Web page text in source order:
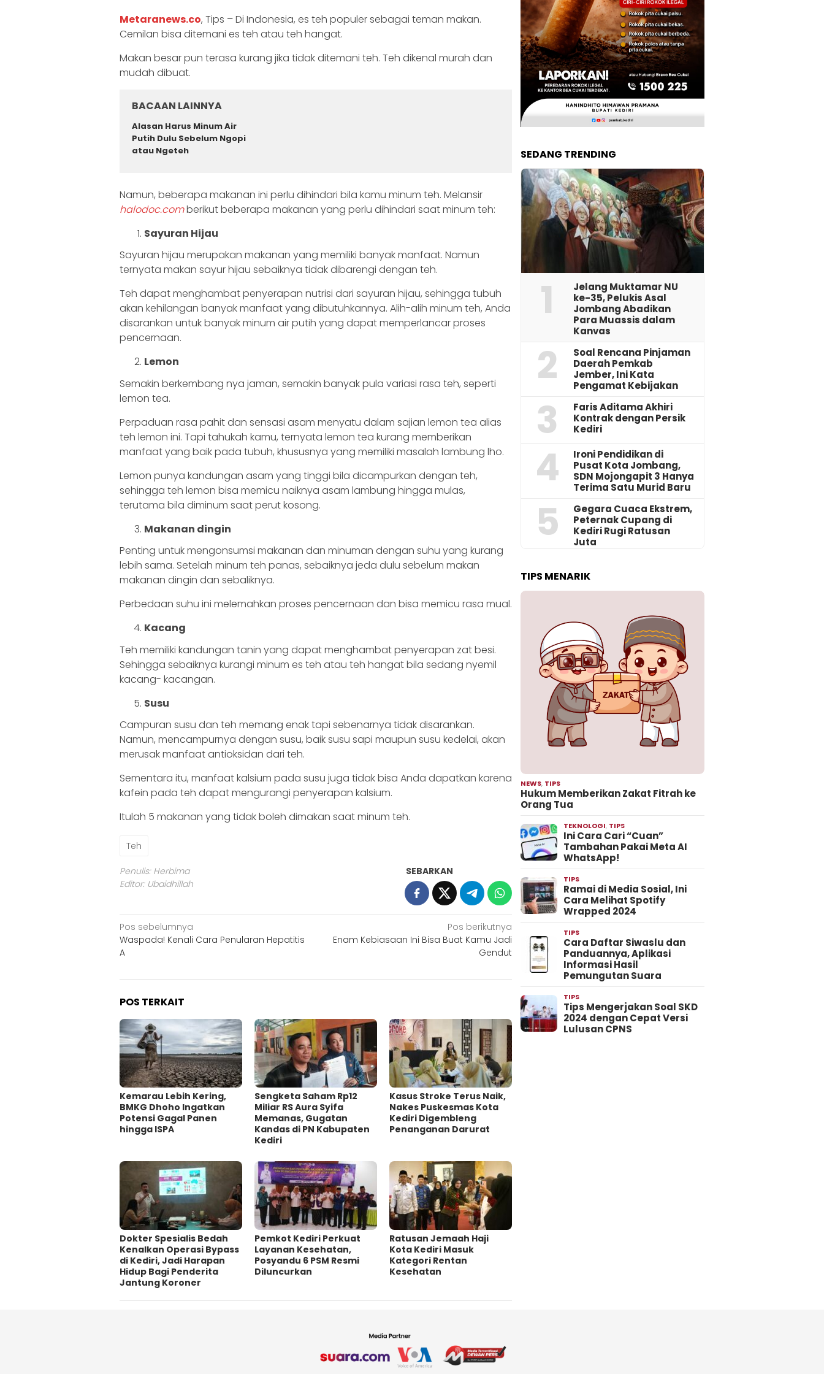
Metaranews.co, Tips – Di Indonesia, es teh populer sebagai teman makan.
Cemilan bisa ditemani es teh atau teh hangat.
Makan besar pun terasa kurang jika tidak ditemani teh. Teh dikenal murah dan
mudah dibuat.
BACAAN LAINNYA
Alasan Harus Minum Air
Putih Dulu Sebelum Ngopi
atau Ngeteh
Namun, beberapa makanan ini perlu dihindari bila kamu minum teh. Melansir
halodoc.comberikut beberapa makanan yang perlu dihindari saat minum teh:
Sayuran Hijau
Sayuran hijau merupakan makanan yang memiliki banyak manfaat. Namun
ternyata makan sayur hijau sebaiknya tidak dibarengi dengan teh.
Teh dapat menghambat penyerapan nutrisi dari sayuran hijau, sehingga tubuh
akan kehilangan banyak manfaat yang dibutuhkannya. Alih-alih minum teh, Anda
disarankan untuk banyak minum air putih yang dapat memperlancar proses
pencernaan.
Lemon
Semakin berkembang nya jaman, semakin banyak pula variasi rasa teh, seperti
lemon tea.
Perpaduan rasa pahit dan sensasi asam menyatu dalam sajian lemon tea alias
teh lemon ini. Tapi tahukah kamu, ternyata lemon tea kurang memberikan
manfaat yang baik pada tubuh, khususnya yang memiliki masalah lambung lho.
Lemon punya kandungan asam yang tinggi bila dicampurkan dengan teh,
sehingga teh lemon bisa memicu naiknya asam lambung hingga mulas,
terutama bila diminum saat perut kosong.
Makanan dingin
Penting untuk mengonsumsi makanan dan minuman dengan suhu yang kurang
lebih sama. Setelah minum teh panas, sebaiknya jeda dulu sebelum makan
makanan dingin dan sebaliknya.
Perbedaan suhu ini melemahkan proses pencernaan dan bisa memicu rasa mual.
Kacang
Teh memiliki kandungan tanin yang dapat menghambat penyerapan zat besi.
Sehingga sebaiknya kurangi minum es teh atau teh hangat bila sedang nyemil
kacang- kacangan.
Susu
Campuran susu dan teh memang enak tapi sebenarnya tidak disarankan.
Namun, mencampurnya dengan susu, baik susu sapi maupun susu kedelai, akan
merusak manfaat antioksidan dari teh.
Sementara itu, manfaat kalsium pada susu juga tidak bisa Anda dapatkan karena
kafein pada teh dapat mengurangi penyerapan kalsium.
Itulah 5 makanan yang tidak boleh dimakan saat minum teh.
Teh
Penulis: Herbima
Editor: Ubaidhillah
SEBARKAN
Navigasi
pos
Pos sebelumnya
Waspada! Kenali Cara Penularan Hepatitis
A
Pos berikutnya
Enam Kebiasaan Ini Bisa Buat Kamu Jadi
Gendut
POS TERKAIT
Kemarau Lebih Kering,
BMKG Dhoho Ingatkan
Potensi Gagal Panen
hingga ISPA
Sengketa Saham Rp12
Miliar RS Aura Syifa
Memanas, Gugatan
Kandas di PN Kabupaten
Kediri
Kasus Stroke Terus Naik,
Nakes Puskesmas Kota
Kediri Digembleng
Penanganan Darurat
Dokter Spesialis Bedah
Kenalkan Operasi Bypass
di Kediri, Jadi Harapan
Hidup Bagi Penderita
Jantung Koroner
Pemkot Kediri Perkuat
Layanan Kesehatan,
Posyandu 6 PSM Resmi
Diluncurkan
‎Ratusan Jemaah Haji
Kota Kediri Masuk
Kategori Rentan
Kesehatan
SEDANG TRENDING
1
Jelang Muktamar NU
ke-35, Pelukis Asal
Jombang Abadikan
Para Muassis dalam
Kanvas
2
‎Soal Rencana Pinjaman
Daerah Pemkab
Jember, Ini Kata
Pengamat Kebijakan ‎
3
Faris Aditama Akhiri
Kontrak dengan Persik
Kediri
4
Ironi Pendidikan di
Pusat Kota Jombang,
SDN Mojongapit 3 Hanya
Terima Satu Murid Baru
5
‎Gegara Cuaca Ekstrem,
Peternak Cupang di
Kediri Rugi Ratusan
Juta
TIPS MENARIK
NEWS, TIPS
Hukum Memberikan Zakat Fitrah ke
Orang Tua
TEKNOLOGI, TIPS
Ini Cara Cari “Cuan”
Tambahan Pakai Meta AI
WhatsApp!
TIPS
Ramai di Media Sosial, Ini
Cara Melihat Spotify
Wrapped 2024
TIPS
Cara Daftar Siwaslu dan
Panduannya, Aplikasi
Informasi Hasil
Pemungutan Suara
TIPS
Tips Mengerjakan Soal SKD
2024 dengan Cepat Versi
Lulusan CPNS